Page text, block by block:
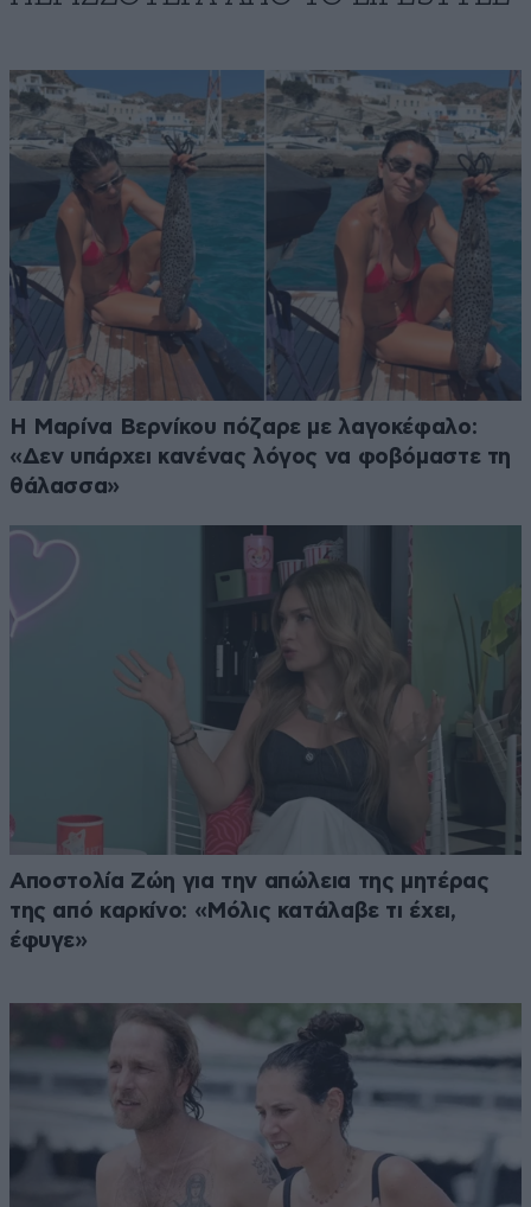
Η Μαρίνα Βερνίκου πόζαρε με λαγοκέφαλο:
«Δεν υπάρχει κανένας λόγος να φοβόμαστε τη
θάλασσα»
Αποστολία Ζώη για την απώλεια της μητέρας
της από καρκίνο: «Μόλις κατάλαβε τι έχει,
έφυγε»